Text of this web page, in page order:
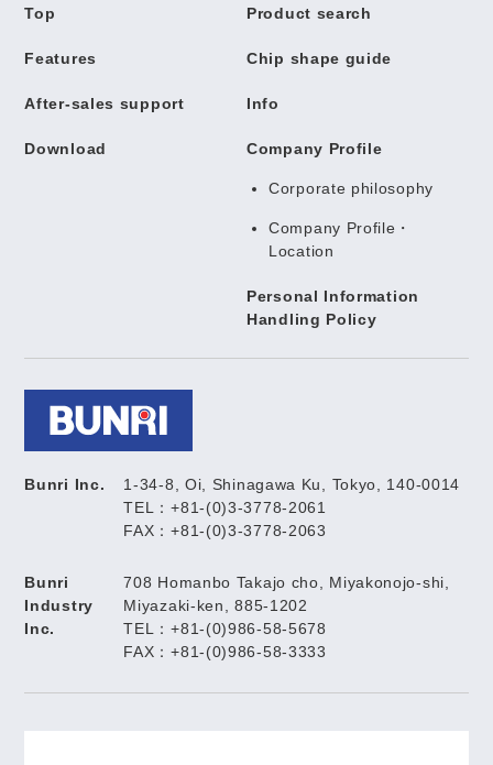
Bunri Inc.
1-34-8, Oi, Shinagawa Ku, Tokyo, 140-0014
TEL：+81-(0)3-3778-2061
FAX：+81-(0)3-3778-2063
Bunri
Industry
Inc.
708 Homanbo Takajo cho, Miyakonojo-shi,
Miyazaki-ken, 885-1202
TEL：+81-(0)986-58-5678
FAX：+81-(0)986-58-3333
Top
Features
After-sales support
Download
Product search
Chip shape guide
Info
Company Profile
Corporate philosophy
Company Profile・
Location
Personal Information
Handling Policy